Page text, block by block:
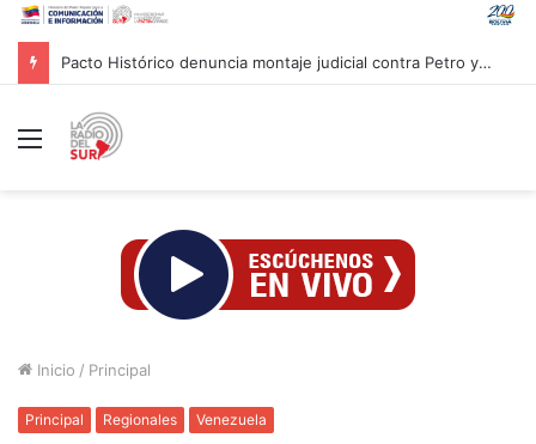
Pacto Histórico denuncia montaje judicial contra Petro y Cepeda
Menú
Inicio / Principal
Principal Regionales Venezuela